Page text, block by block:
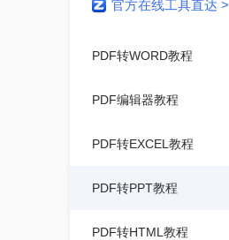
官方在线工具直达 >
PDF转WORD教程
PDF编辑器教程
PDF转EXCEL教程
PDF转PPT教程
PDF转HTML教程